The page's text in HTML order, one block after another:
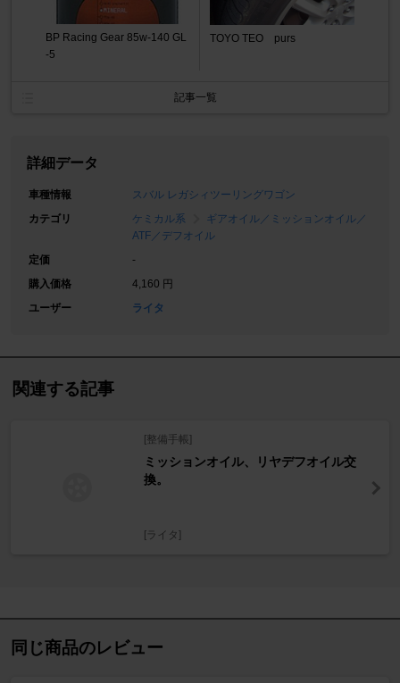
BP Racing Gear 85w-140 GL
-5
TOYO TEO purs
記事一覧
詳細データ
車種情報
スバル レガシィツーリングワゴン
カテゴリ
ケミカル系
ギアオイル／ミッションオイル／
ATF／デフオイル
定価
-
購入価格
4,160 円
ユーザー
ライタ
関連する記事
[整備手帳]
ミッションオイル、リヤデフオイル交
換。
[ライタ]
同じ商品のレビュー